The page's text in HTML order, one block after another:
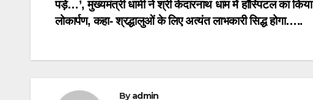
navigation
पड़े…’, मुख्यमंत्री धामी ने श्री केदारनाथ धाम में हॉस्पिटल का किया
लोकार्पण, कहा- श्रद्धालुओं के लिए अत्यंत लाभकारी सिद्ध होगा…..
Byadmin